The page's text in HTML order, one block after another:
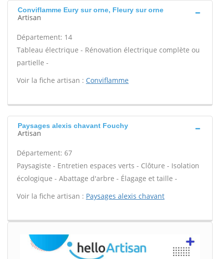
Conviflamme Eury sur orne, Fleury sur orne
Artisan
Département: 14
Tableau électrique - Rénovation électrique complète ou
partielle -
Voir la fiche artisan : Conviflamme
Paysages alexis chavant Fouchy
Artisan
Département: 67
Paysagiste - Entretien espaces verts - Clôture - Isolation
écologique - Abattage d'arbre - Élagage et taille -
Voir la fiche artisan : Paysages alexis chavant